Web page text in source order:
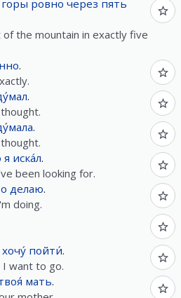
горы ровно через пять
the mountain in exactly five
.
.
.
я иска́л.
been looking for.
делаю.
doing.
хочу́ пойти́.
want to go.
мать.